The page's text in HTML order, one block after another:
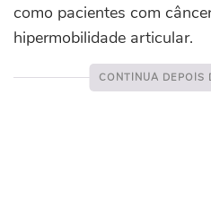
como pacientes com
hipermobilidade articular.